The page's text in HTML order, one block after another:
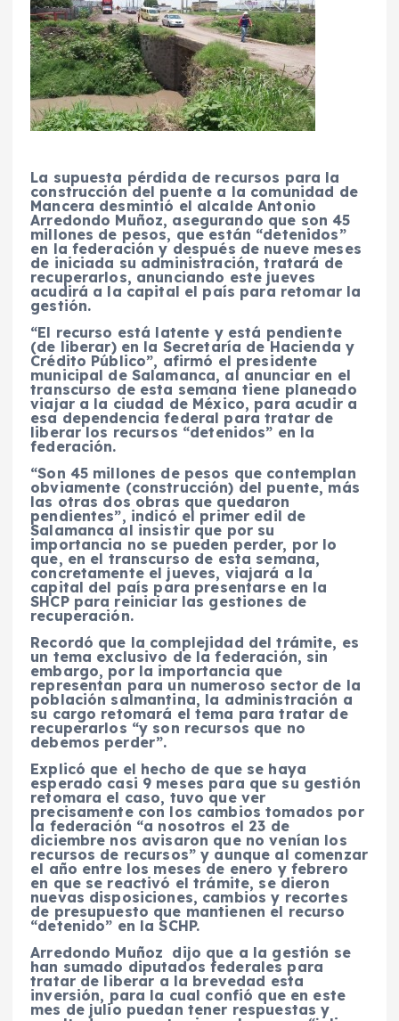
La supuesta pérdida de recursos para la
construcción del puente a la comunidad de
Mancera desmintió el alcalde Antonio
Arredondo Muñoz, asegurando que son 45
millones de pesos, que están “detenidos”
en la federación y después de nueve meses
de iniciada su administración, tratará de
recuperarlos, anunciando este jueves
acudirá a la capital el país para retomar la
gestión.
“El recurso está latente y está pendiente
(de liberar) en la Secretaría de Hacienda y
Crédito Público”, afirmó el presidente
municipal de Salamanca, al anunciar en el
transcurso de esta semana tiene planeado
viajar a la ciudad de México, para acudir a
esa dependencia federal para tratar de
liberar los recursos “detenidos” en la
federación.
“Son 45 millones de pesos que contemplan
obviamente (construcción) del puente, más
las otras dos obras que quedaron
pendientes”, indicó el primer edil de
Salamanca al insistir que por su
importancia no se pueden perder, por lo
que, en el transcurso de esta semana,
concretamente el jueves, viajará a la
capital del país para presentarse en la
SHCP para reiniciar las gestiones de
recuperación.
Recordó que la complejidad del trámite, es
un tema exclusivo de la federación, sin
embargo, por la importancia que
representan para un numeroso sector de la
población salmantina, la administración a
su cargo retomará el tema para tratar de
recuperarlos “y son recursos que no
debemos perder”.
Explicó que el hecho de que se haya
esperado casi 9 meses para que su gestión
retomara el caso, tuvo que ver
precisamente con los cambios tomados por
la federación “a nosotros el 23 de
diciembre nos avisaron que no venían los
recursos de recursos” y aunque al comenzar
el año entre los meses de enero y febrero
en que se reactivó el trámite, se dieron
nuevas disposiciones, cambios y recortes
de presupuesto que mantienen el recurso
“detenido” en la SCHP.
Arredondo Muñoz dijo que a la gestión se
han sumado diputados federales para
tratar de liberar a la brevedad esta
inversión, para la cual confió que en este
mes de julio puedan tener respuestas y